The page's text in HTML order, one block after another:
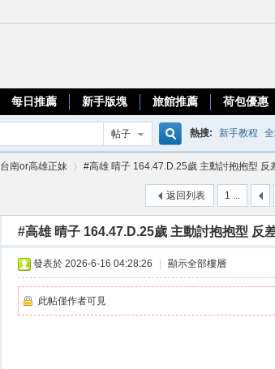
每日推薦 新手版塊 旅館推薦 荷包優惠
帖子
索
熱搜: 新手教程
優質台妹
台南or高雄正妹 #高雄 晴子 164.47.D.25歲 主動討抱抱型 反
1 ...
返回列表
#高雄 晴子 164.47.D.25歲 主動討抱抱型 反
發表於 2026-6-16 04:28:26 顯示全部樓層
此帖僅作者可見